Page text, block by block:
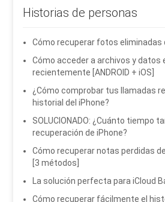
Historias de personas
Cómo recuperar fotos eliminadas
Cómo acceder a archivos y datos
recientemente [ANDROID + iOS]
¿Cómo comprobar tus llamadas
historial del iPhone?
SOLUCIONADO: ¿Cuánto tiempo
recuperación de iPhone?
Cómo recuperar notas perdidas
[3 métodos]
La solución perfecta para iCloud
Cómo recuperar fácilmente el